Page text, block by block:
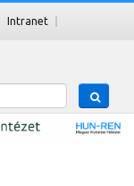
Intranet